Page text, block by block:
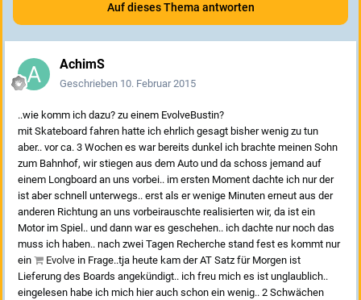
Auf dieses Thema antworten
AchimS
Geschrieben 10. Februar 2015
..wie komm ich dazu? zu einem EvolveBustin?
mit Skateboard fahren hatte ich ehrlich gesagt bisher wenig zu tun
aber.. vor ca. 3 Wochen es war bereits dunkel ich brachte meinen Sohn
zum Bahnhof, wir stiegen aus dem Auto und da schoss jemand auf
einem Longboard an uns vorbei.. im ersten Moment dachte ich nur der
ist aber schnell unterwegs.. erst als er wenige Minuten erneut aus der
anderen Richtung an uns vorbeirauschte realisierten wir, da ist ein
Motor im Spiel.. und dann war es geschehen.. ich dachte nur noch das
muss ich haben.. nach zwei Tagen Recherche stand fest es kommt nur
ein
Evolve in Frage..tja heute kam der AT Satz für Morgen ist
Lieferung des Boards angekündigt.. ich freu mich es ist unglaublich..
eingelesen habe ich mich hier auch schon ein wenig.. 2 Schwächen